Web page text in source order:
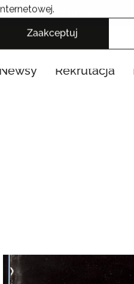
Zaakceptuj
Artystyczne
Newsy Rekrutacja